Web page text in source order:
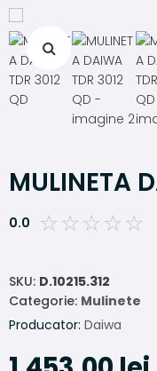
MULINETA
0.0 ☆ ☆ ☆ ☆ ☆
SKU: D.10215.312
Categorie: Mulinete
Producator: Daiwa